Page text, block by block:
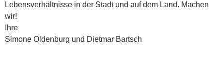
Lebensverhältnisse in der Stadt und auf dem Land. Machen
wir!
Ihre
Simone Oldenburg und Dietmar Bartsch